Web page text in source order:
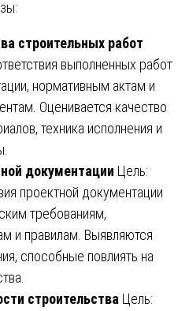
строительных работ
выполненных работ
нормативным актам и
Оценивается качество
техника исполнения и
документации Цель:
проектной документации
требованиям,
и правилам. Выявляются
способные повлиять на
строительства Цель: